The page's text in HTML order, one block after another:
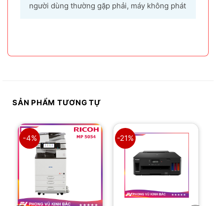
người dùng thường gặp phải, máy không phát
SẢN PHẨM TƯƠNG TỰ
-4% -21%